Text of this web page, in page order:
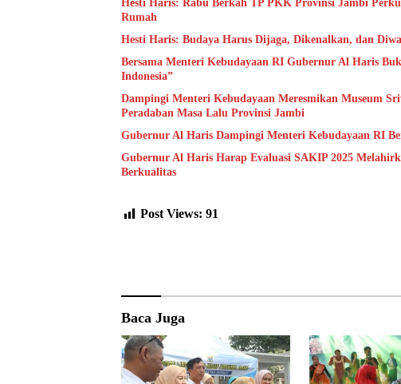
Hesti Haris: Rabu Berkah TP PKK Provinsi Jambi
Rumah
Hesti Haris: Budaya Harus Dijaga, Dikenalkan, dan
Bersama Menteri Kebudayaan RI Gubernur Al Haris
Indonesia”
Dampingi Menteri Kebudayaan Meresmikan Museum
Peradaban Masa Lalu Provinsi Jambi
Gubernur Al Haris Dampingi Menteri Kebudayaan RI
Gubernur Al Haris Harap Evaluasi SAKIP 2025
Berkualitas
Post Views: 91
Baca Juga